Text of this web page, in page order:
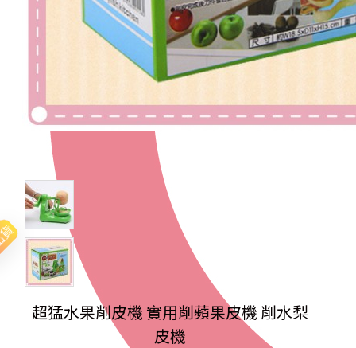
超猛水果削皮機 實用削蘋果皮機 削水梨
皮機